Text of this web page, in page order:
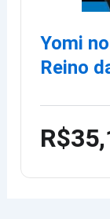
Yomi
Reino